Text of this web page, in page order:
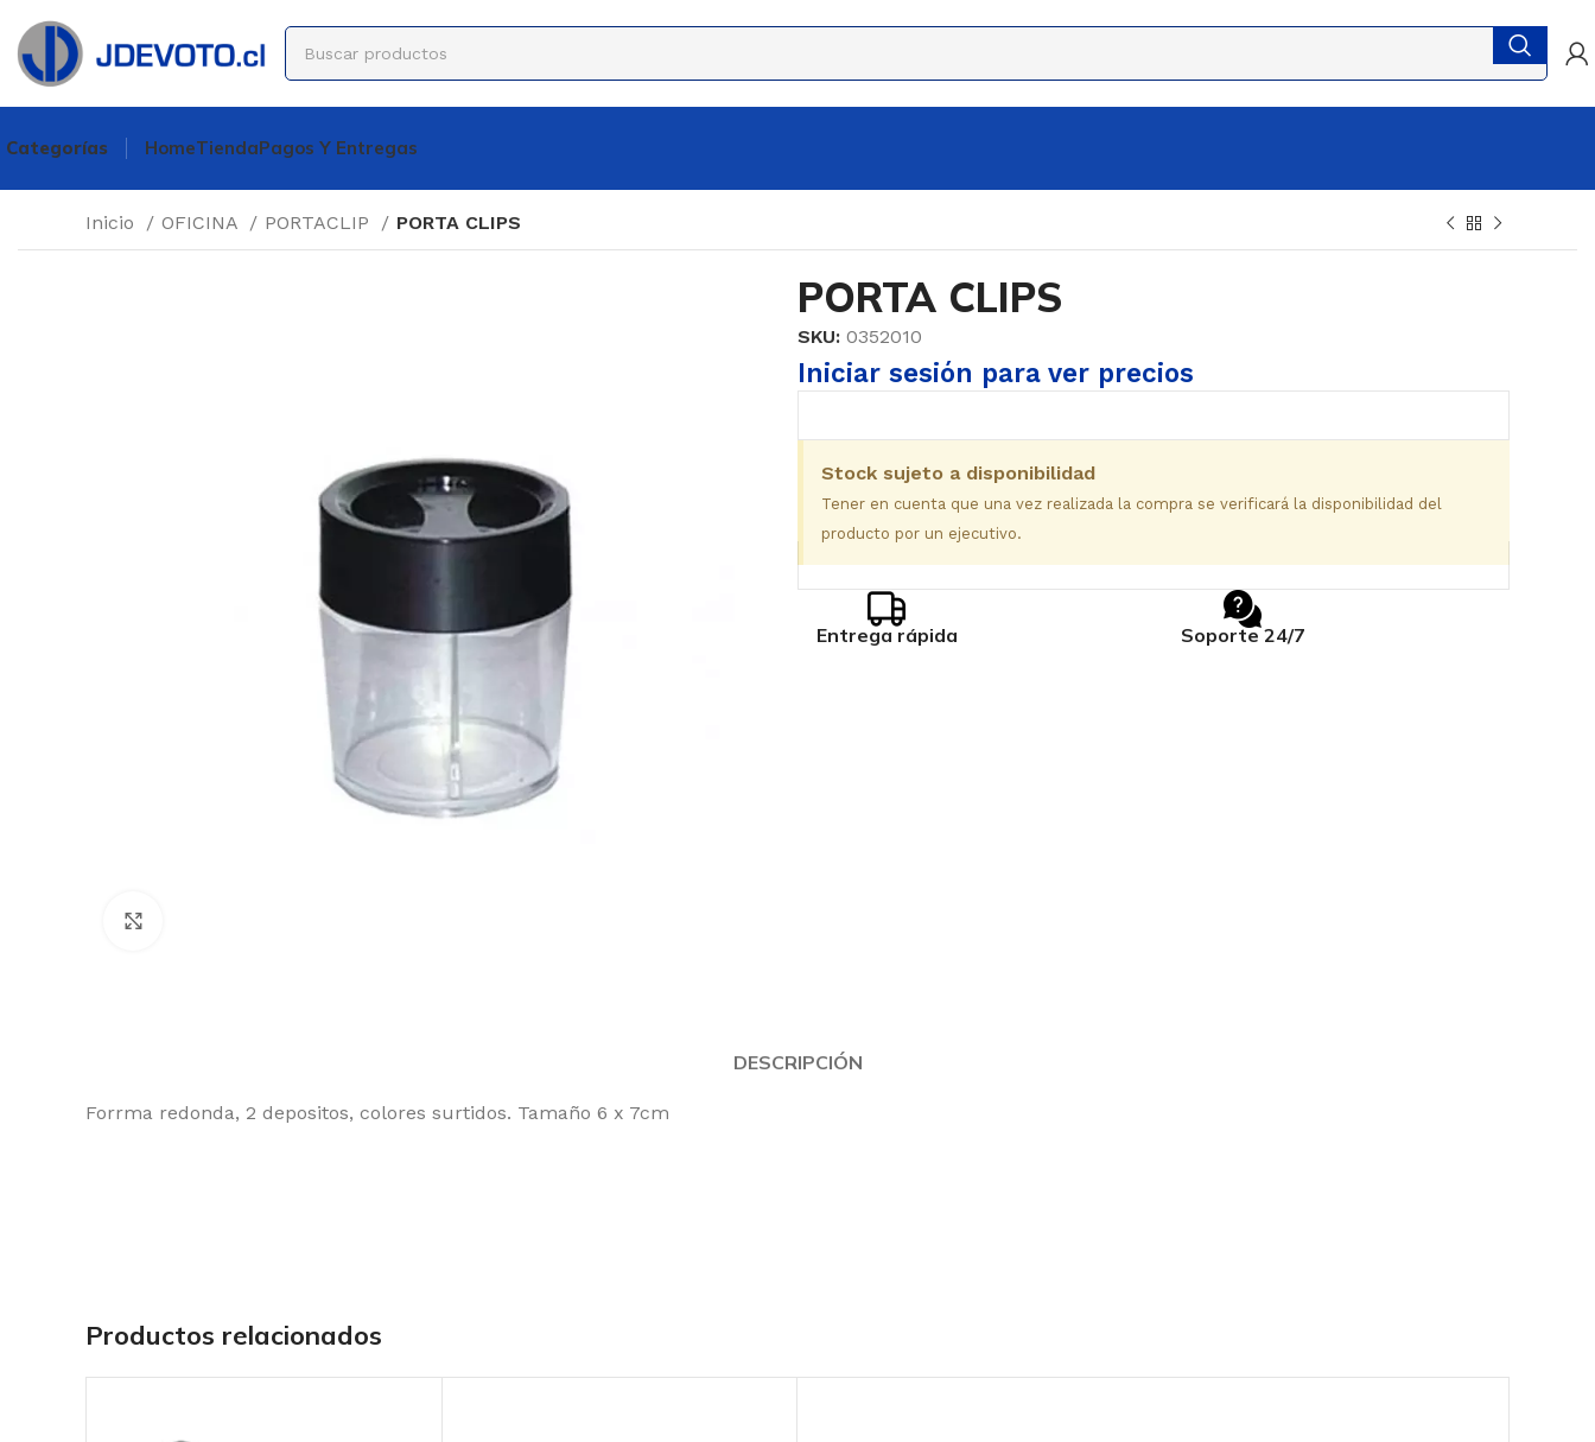
Categorías HomeTiendaPagos Y Entregas
Inicio OFICINA PORTACLIP PORTA CLIPS
PORTA CLIPS
SKU: 0352010
Iniciar sesión para ver precios
Stock sujeto a disponibilidad
Tener en cuenta que una vez realizada la compra se verificará la disponibilidad del
producto por un ejecutivo.
Entrega rápida Soporte 24/7
DESCRIPCIÓN
Forrma redonda, 2 depositos, colores surtidos. Tamaño 6 x 7cm
Productos relacionados